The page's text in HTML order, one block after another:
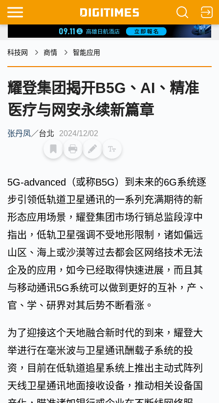
科技网 商情 智能应用
耀登集团揭开B5G、AI、精准
医疗与网安永续新篇章
张丹凤／台北 2024/12/02
5G-advanced（或称B5G）到未来的6G系统逐
步引领低轨道卫星通讯的一系列充满期待的新
形态应用场景，耀登集团市场行销总监段淳中
指出，低轨卫星强调不受地形限制，诸如偏远
山区、海上或沙漠等过去都会区网络技术无法
企及的应用，如今已经取得快速进展，而且其
与移动通讯5G系统可以做到更好的互补，产、
官、学、研界对其后势不断看涨。
为了迎接这个天地融合新时代的到来，耀登大
举进行在毫米波与卫星通讯酬载子系统的投
资，目前在低轨道追星系统上推出主动式阵列
天线卫星通讯地面接收设备，推动相关设备国